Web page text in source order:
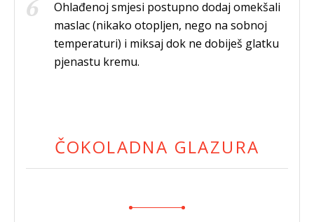
Ohlađenoj smjesi postupno dodaj omekšali
maslac (nikako otopljen, nego na sobnoj
temperaturi) i miksaj dok ne dobiješ glatku
pjenastu kremu.
ČOKOLADNA GLAZURA